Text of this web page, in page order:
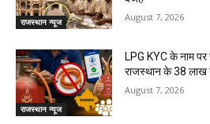
राजस्थान न्यूज August 7, 2026
राजस्थान न्यूज
LPG KYC के नाम
राजस्थान के 38 लाख
August 7, 2026